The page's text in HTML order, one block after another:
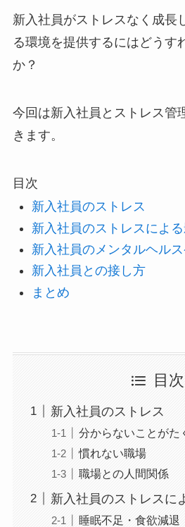
新入社員がストレスなく成長
る環境を提供するにはどうす
か？
今回は新入社員とストレス管
きます。
目次
新入社員のストレス
新入社員のストレスによ
新入社員のメンタルヘル
新入社員との接し方
まとめ
目次
新入社員のストレス
分からないことがた
慣れない職場
職場との人間関係
新入社員のストレスに
睡眠不足・食欲減退